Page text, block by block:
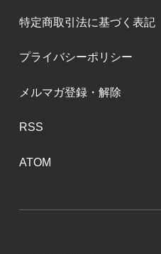
特定商取引法に基づく表記
プライバシーポリシー
メルマガ登録・解除
RSS
ATOM